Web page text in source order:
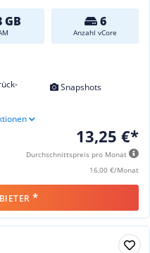
GB 6
Anzahl vCore
Snapshots
13,25 €*
Durchschnittspreis pro Monat
16,00 €/Monat
*